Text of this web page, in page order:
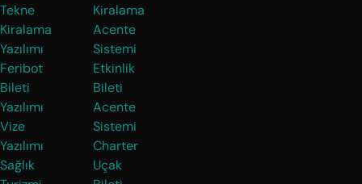
Tekne
Kiralama
Yazılımı
Feribot
Bileti
Yazılımı
Vize
Yazılımı
Sağlık
Kiralama
Acente
Sistemi
Etkinlik
Bileti
Acente
Sistemi
Charter
Uçak